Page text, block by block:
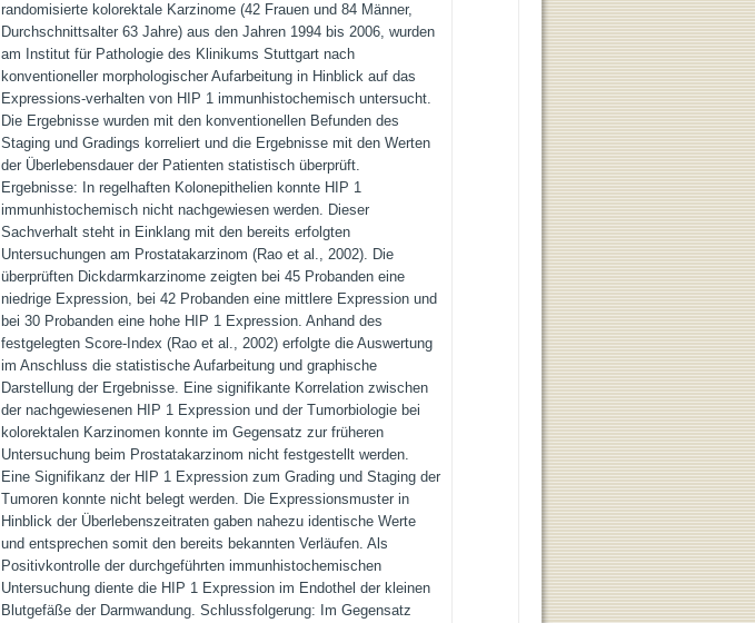
randomisierte kolorektale Karzinome (42 Frauen und 84 Männer,
Durchschnittsalter 63 Jahre) aus den Jahren 1994 bis 2006, wurden
am Institut für Pathologie des Klinikums Stuttgart nach
konventioneller morphologischer Aufarbeitung in Hinblick auf das
Expressions-verhalten von HIP 1 immunhistochemisch untersucht.
Die Ergebnisse wurden mit den konventionellen Befunden des
Staging und Gradings korreliert und die Ergebnisse mit den Werten
der Überlebensdauer der Patienten statistisch überprüft.
Ergebnisse: In regelhaften Kolonepithelien konnte HIP 1
immunhistochemisch nicht nachgewiesen werden. Dieser
Sachverhalt steht in Einklang mit den bereits erfolgten
Untersuchungen am Prostatakarzinom (Rao et al., 2002). Die
überprüften Dickdarmkarzinome zeigten bei 45 Probanden eine
niedrige Expression, bei 42 Probanden eine mittlere Expression und
bei 30 Probanden eine hohe HIP 1 Expression. Anhand des
festgelegten Score-Index (Rao et al., 2002) erfolgte die Auswertung
im Anschluss die statistische Aufarbeitung und graphische
Darstellung der Ergebnisse. Eine signifikante Korrelation zwischen
der nachgewiesenen HIP 1 Expression und der Tumorbiologie bei
kolorektalen Karzinomen konnte im Gegensatz zur früheren
Untersuchung beim Prostatakarzinom nicht festgestellt werden.
Eine Signifikanz der HIP 1 Expression zum Grading und Staging der
Tumoren konnte nicht belegt werden. Die Expressionsmuster in
Hinblick der Überlebenszeitraten gaben nahezu identische Werte
und entsprechen somit den bereits bekannten Verläufen. Als
Positivkontrolle der durchgeführten immunhistochemischen
Untersuchung diente die HIP 1 Expression im Endothel der kleinen
Blutgefäße der Darmwandung. Schlussfolgerung: Im Gegensatz